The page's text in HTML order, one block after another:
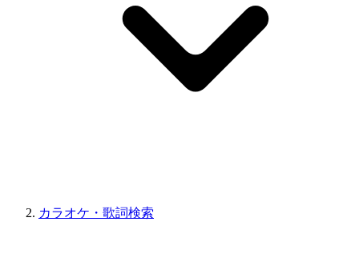
カラオケ・歌詞検索